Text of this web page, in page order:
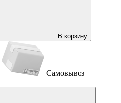
В корзину
Самовывоз